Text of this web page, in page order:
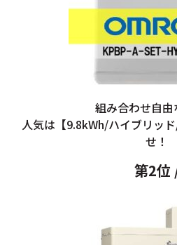
組み合わせ自由
人気は【9.8kWh/ハイブリッ
せ！
第2位